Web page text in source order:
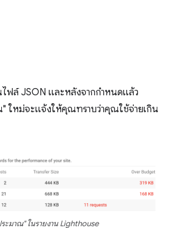
ฟล์ JSON และหลังจากกําหนดแล้ว
ใหม่จะแจ้งให้คุณทราบว่าคุณใช้จ่ายเกิน
ะมาณ" ในรายงาน Lighthouse